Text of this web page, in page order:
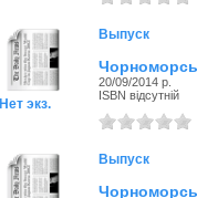
Нет экз.
Выпуск
20/09/2014 р.
ISBN відсутній
Выпуск